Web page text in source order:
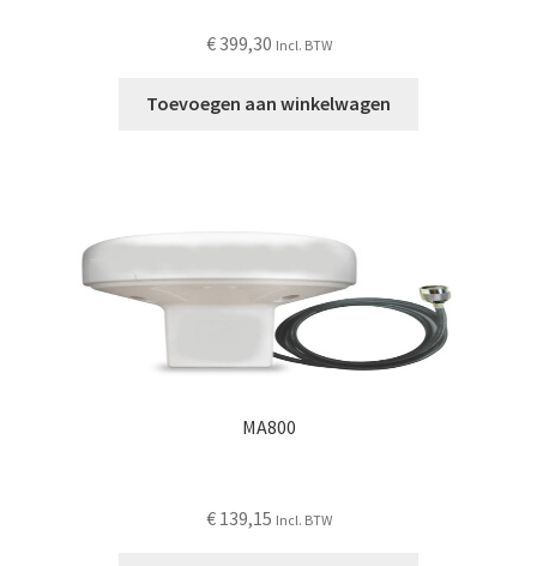
€399,30 Incl. BTW
Toevoegen aan winkelwagen
MA800
€139,15 Incl. BTW